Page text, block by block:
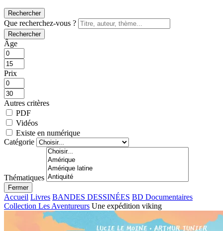
Rechercher
Que recherchez-vous ?
Rechercher
Âge
Prix
Autres critères
PDF
Vidéos
Existe en numérique
Catégorie
Thématiques
Fermer
Accueil Livres BANDES DESSINÉES BD Documentaires
Collection Les Aventureurs Une expédition viking